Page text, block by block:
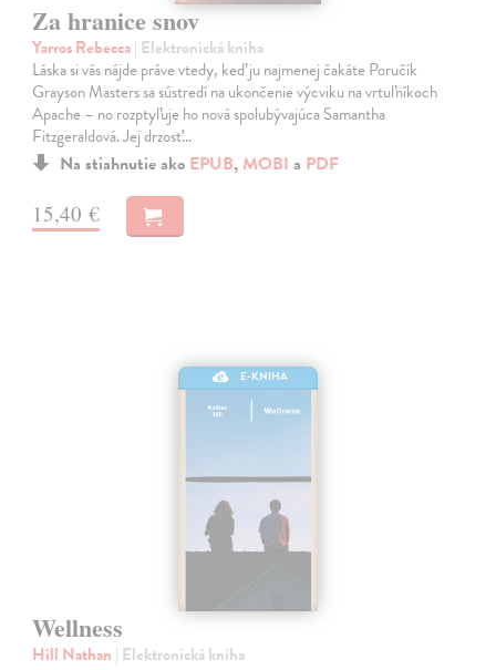
Za hranice snov
Yarros Rebecca| Elektronická kniha
Láska si vás nájde práve vtedy, keď ju najmenej čakáte Poručík
Grayson Masters sa sústredí na ukončenie výcviku na vrtuľníkoch
Apache – no rozptyľuje ho nová spolubývajúca Samantha
Fitzgeraldová. Jej drzosť…
Na stiahnutie ako EPUB, MOBI a PDF
15,40 €
E-KNIHA
Wellness
Hill Nathan | Elektronická kniha